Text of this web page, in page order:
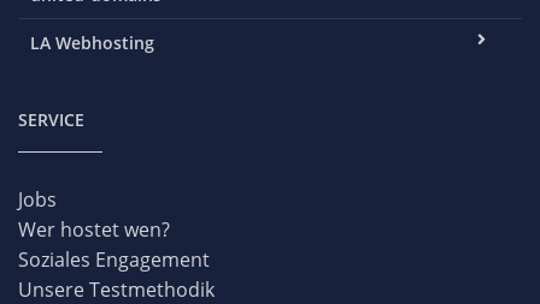
LA Webhosting
SERVICE
Jobs
Wer hostet wen?
Soziales Engagement
Unsere Testmethodik